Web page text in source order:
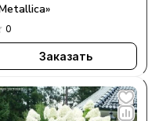
0
Заказать